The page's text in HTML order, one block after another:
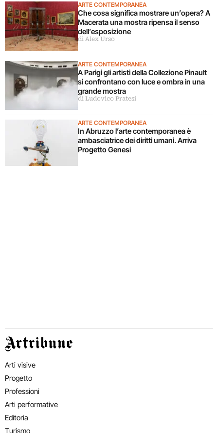
ARTE CONTEMPORANEA
Che cosa significa mostrare un’opera? A
Macerata una mostra ripensa il senso
dell’esposizione
di Alex Urso
ARTE CONTEMPORANEA
A Parigi gli artisti della Collezione Pinault
si confrontano con luce e ombra in una
grande mostra
di Ludovico Pratesi
ARTE CONTEMPORANEA
In Abruzzo l’arte contemporanea è
ambasciatrice dei diritti umani. Arriva
Progetto Genesi
Artribune
Arti visive
Progetto
Professioni
Arti performative
Editoria
Turismo